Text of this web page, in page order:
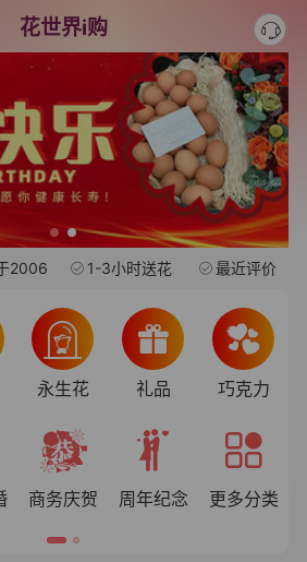
花世界i购
2006 1-3小时送花 最近评价
永生花 礼品 巧克力
商务庆贺 周年纪念 更多分类